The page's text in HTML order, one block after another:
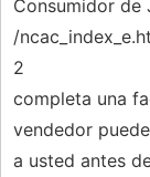
Consumidor de
/
2
completa una
vendedor
a usted antes